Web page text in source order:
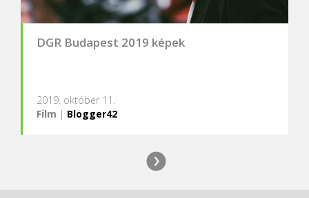
DGR Budapest 2019 képek
2019. október 11.
Film | Blogger42